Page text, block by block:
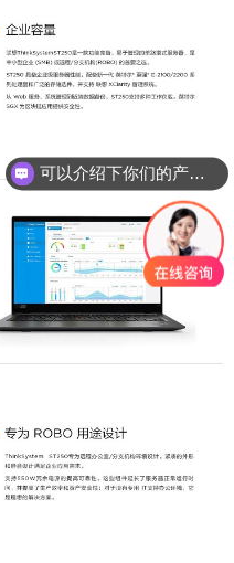
可以介绍下你们的产品么？